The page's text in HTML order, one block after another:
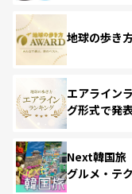
地球の歩き
エアライン
グ形式で発
Next韓国旅
グルメ・テ